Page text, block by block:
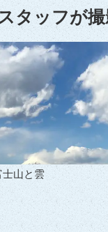
スタッフが
士山と雲